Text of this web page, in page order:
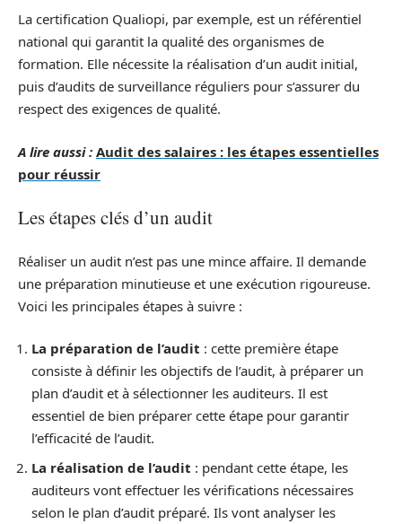
La certification Qualiopi, par exemple, est un référentiel
national qui garantit la qualité des organismes de
formation. Elle nécessite la réalisation d’un audit initial,
puis d’audits de surveillance réguliers pour s’assurer du
respect des exigences de qualité.
A lire aussi : Audit des salaires : les étapes essentielles
pour réussir
Les étapes clés d’un audit
Réaliser un audit n’est pas une mince affaire. Il demande
une préparation minutieuse et une exécution rigoureuse.
Voici les principales étapes à suivre :
La préparation de l’audit : cette première étape
consiste à définir les objectifs de l’audit, à préparer un
plan d’audit et à sélectionner les auditeurs. Il est
essentiel de bien préparer cette étape pour garantir
l’efficacité de l’audit.
La réalisation de l’audit : pendant cette étape, les
auditeurs vont effectuer les vérifications nécessaires
selon le plan d’audit préparé. Ils vont analyser les